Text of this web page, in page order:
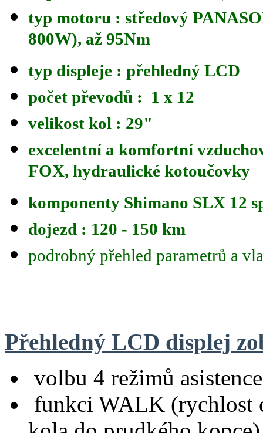
typ motoru : středový
800W), až 95Nm
typ displeje : přehledný LCD
počet převodů : 1 x 12
velikost kol : 29"
excelentní a komfortní
FOX, hydraulické kotoučovky
komponenty Shimano SLX 12
dojezd : 120 - 150 km
podrobný přehled parametrů a
Přehledný LCD displej
volbu 4 režimů
funkci WALK (rychlost